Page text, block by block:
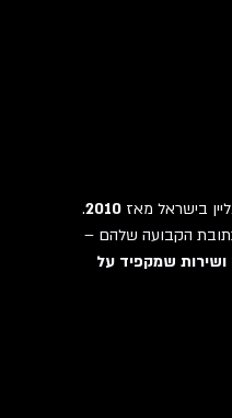
בישראל מאז2010
.
הקבועה שלהם –
שמקפיד על